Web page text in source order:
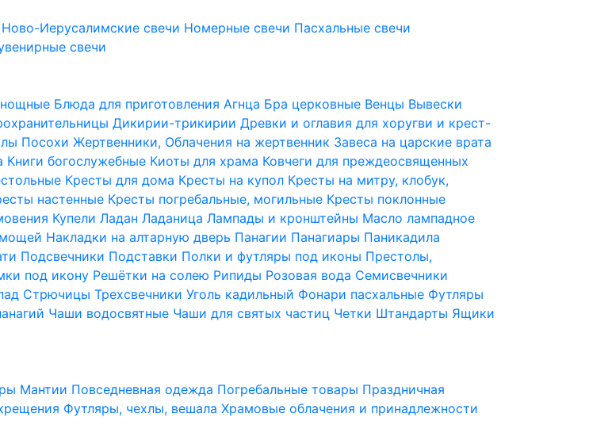
Ново-Иерусалимские свечи Номерные свечи Пасхальные свечи
свечи
Блюда для приготовления Агнца Бра церковные Венцы Вывески
Дикирии-трикирииДревки и оглавия для хоругви и крест-
ПосохиЖертвенники, Облачения на жертвенник Завеса на царские врата
Книги богослужебные Киоты для храма Ковчеги для преждеосвященных
Кресты для дома Кресты на купол Кресты на митру, клобук,
настенные Кресты погребальные, могильные Кресты поклонные
КупелиЛаданЛаданицаЛампады и кронштейны Масло лампадное
Накладки на алтарную дверь Панагии Панагиары Паникадила
Подсвечники Подставки Полки и футляры под иконы Престолы,
под икону Решётки на солею Рипиды Розовая вода Семисвечники
СтрючицыТрехсвечникиУголь кадильный Фонари пасхальные Футляры
Чаши водосвятные Чаши для святых частиц Четки Штандарты Ящики
Мантии Повседневная одежда Погребальные товары Праздничная
Футляры, чехлы, вешалаХрамовые облачения и принадлежности